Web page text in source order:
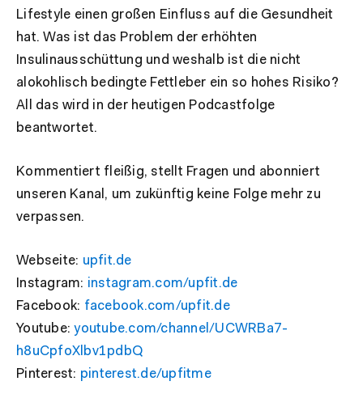
Lifestyle einen großen Einfluss auf die Gesundheit
hat. Was ist das Problem der erhöhten
Insulinausschüttung und weshalb ist die nicht
alokohlisch bedingte Fettleber ein so hohes Risiko?
All das wird in der heutigen Podcastfolge
beantwortet.
Kommentiert fleißig, stellt Fragen und abonniert
unseren Kanal, um zukünftig keine Folge mehr zu
verpassen.
Webseite: upfit.de
Instagram: instagram.com/upfit.de
Facebook: facebook.com/upfit.de
Youtube:youtube.com/channel/UCWRBa7-
h8uCpfoXlbv1pdbQ
Pinterest: pinterest.de/upfitme